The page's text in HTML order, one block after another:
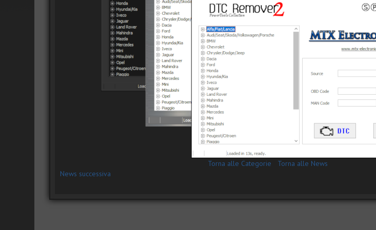
Torna alle Categorie
Torna alle News
News successiva